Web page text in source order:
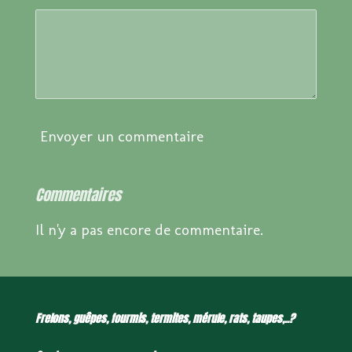
Envoyer un commentaire
Commentaires
Il n'y a pas encore de commentaire.
Frelons, guêpes, fourmis, termites, mérule, rats, taupes,..?